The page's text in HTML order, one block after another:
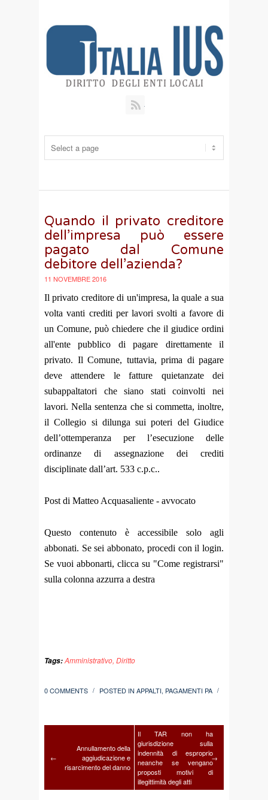
Quando il privato creditore
dell’impresa può essere
pagato dal Comune
debitore dell’azienda?
11 NOVEMBRE 2016
Il privato creditore di un'impresa, la quale a sua
volta vanti crediti per lavori svolti a favore di
un Comune, può chiedere che il giudice ordini
all'ente pubblico di pagare direttamente il
privato. Il Comune, tuttavia, prima di pagare
deve attendere le fatture quietanzate dei
subappaltatori che siano stati coinvolti nei
lavori. Nella sentenza che si commetta, inoltre,
il Collegio si dilunga sui poteri del Giudice
dell’ottemperanza per l’esecuzione delle
ordinanze di assegnazione dei crediti
disciplinate dall’art. 533 c.p.c..
Post di Matteo Acquasaliente - avvocato
Questo contenuto è accessibile solo agli
abbonati. Se sei abbonato, procedi con il login.
Se vuoi abbonarti, clicca su "Come registrarsi"
sulla colonna azzurra a destra
Tags:Amministrativo, Diritto
0 COMMENTS / POSTED IN APPALTI, PAGAMENTI PA /
←
Annullamento della
aggiudicazione e
risarcimento del danno
Il TAR non ha
giurisdizione sulla
indennità di esproprio
neanche se vengano
proposti motivi di
illegittimità degli atti
→